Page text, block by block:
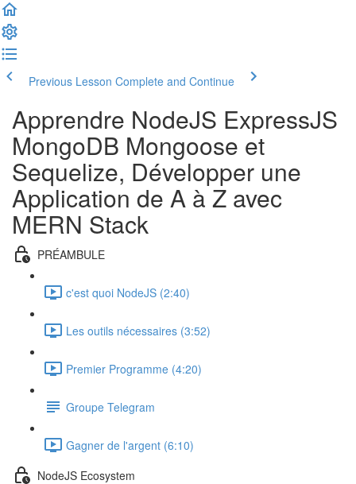
Previous Lesson Complete and Continue
Apprendre NodeJS ExpressJS
MongoDB Mongoose et
Sequelize, Développer une
Application de A à Z avec
MERN Stack
PRÉAMBULE
c'est quoi NodeJS (2:40)
Les outils nécessaires (3:52)
Premier Programme (4:20)
Groupe Telegram
Gagner de l'argent (6:10)
NodeJS Ecosystem